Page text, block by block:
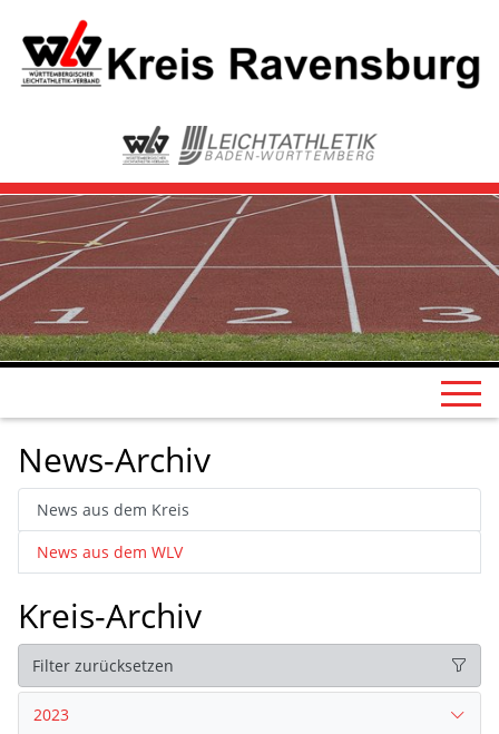
News-Archiv
News aus dem Kreis
News aus dem WLV
Kreis-Archiv
Filter zurücksetzen
2023